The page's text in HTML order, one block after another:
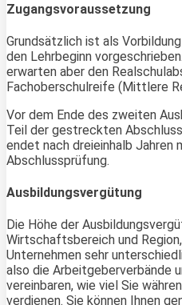
Zugangsvoraussetzung
Grundsätzlich ist als
den Lehrbeginn
erwarten aber den
Fachoberschulreife (Mittlere
Vor dem Ende des zweiten
Teil der gestreckten
endet nach dreieinhalb Jahren
Abschlussprüfung.
Ausbildungsvergütung
Die Höhe der
Wirtschaftsbereich und
Unternehmen sehr
also die Arbeitgeberverbände
vereinbaren, wie viel Sie
verdienen. Sie können Ihnen